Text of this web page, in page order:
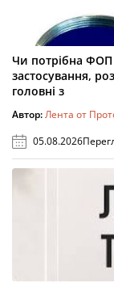
Чи потрібна ФОП
застосування,
головні з
Автор:Лента от
05.08.2026